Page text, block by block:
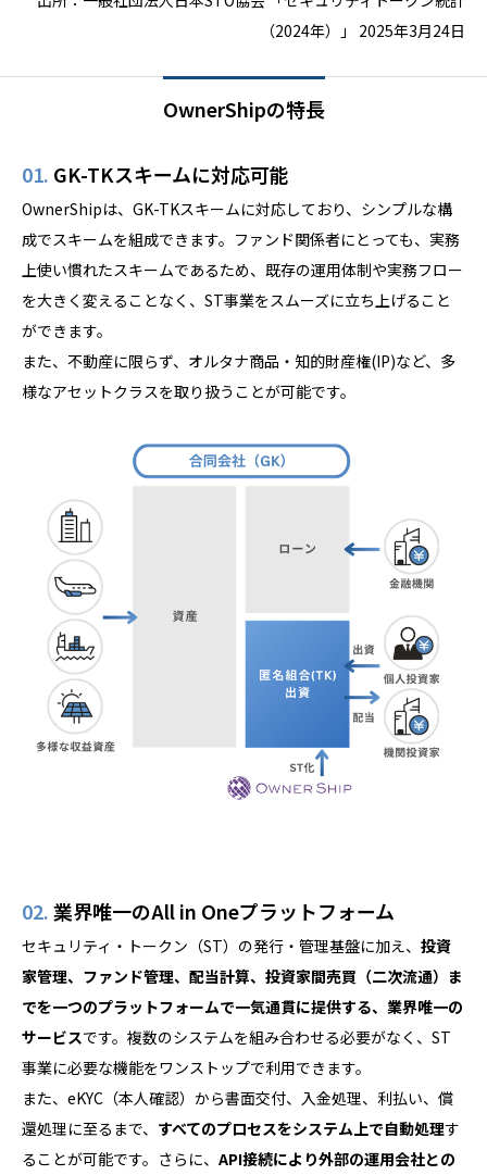
（2024年） 」 2025年3月24日
OwnerShipの特長
01. GK-TKスキームに対応可能
OwnerShipは、GK-TKスキームに対応しており、シンプルな構
成でスキームを組成できます。ファンド関係者にとっても、実務
上使い慣れたスキームであるため、既存の運用体制や実務フロー
を大きく変えることなく、ST事業をスムーズに立ち上げること
ができます。
また、不動産に限らず、オルタナ商品・知的財産権(IP)など、多
様なアセットクラスを取り扱うことが可能です。
02.業界唯一のAll in Oneプラットフォーム
セキュリティ・トークン（ST）の発行・管理基盤に加え、 投資
家管理、ファンド管理、配当計算、投資家間売買（二次流通）ま
でを一つのプラットフォームで一気通貫に提供する、業界唯一の
サービスです。複数のシステムを組み合わせる必要がなく、ST
事業に必要な機能をワンストップで利用できます。
また、eKYC（本人確認）から書面交付、入金処理、利払い、償
還処理に至るまで、 すべてのプロセスをシステム上で自動処理す
ることが可能です。さらに、 API接続により外部の運用会社との